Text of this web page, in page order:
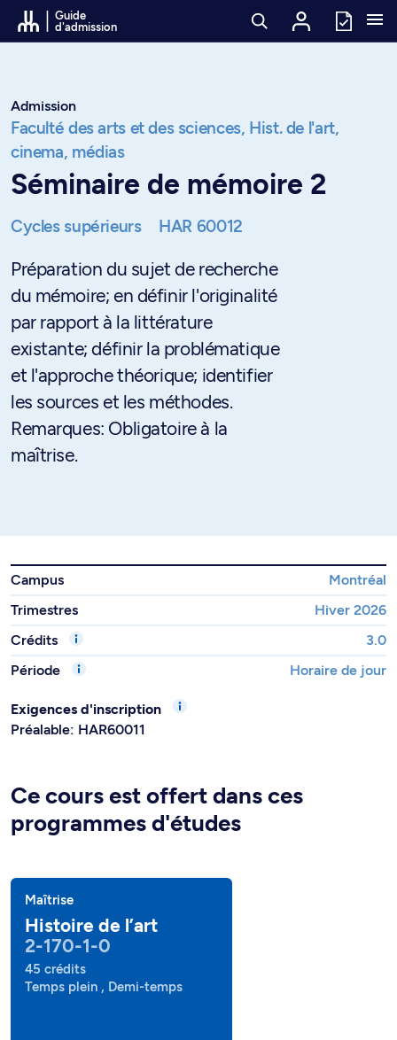
Passer au contenu
Guide
d'admission
Admission
Faculté des arts et des sciences, Hist. de l'art,
cinema, médias
Séminaire de mémoire 2
Cycles supérieurs HAR 60012
Préparation du sujet de recherche
du mémoire; en définir l'originalité
par rapport à la littérature
existante; définir la problématique
et l'approche théorique; identifier
les sources et les méthodes.
Remarques: Obligatoire à la
maîtrise.
Campus
Montréal
Trimestres
Hiver 2026
Crédits
3.0
Période
Horaire de jour
Exigences d'inscription
Préalable: HAR60011
Ce cours est offert dans ces
programmes d'études
Maîtrise
Histoire de l’art
2-170-1-0
45 crédits
Temps plein , Demi-temps